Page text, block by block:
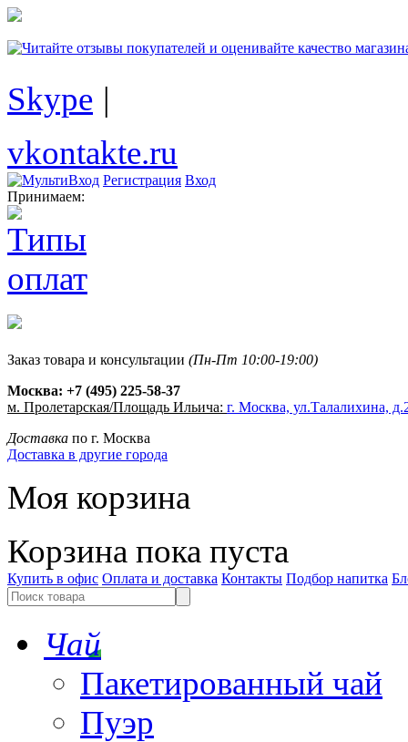
Skype |
vkontakte.ru
Регистрация Вход
Принимаем:
Заказ товара и консультации (Пн-Пт 10:00-19:00)
Москва: +7 (495) 225-58-37
м. Пролетарская/Площадь Ильича: г. Москва, ул.Талалихина,
Доставка по г. Москва
Доставка в другие города
Моя корзина
Корзина пока пуста
Купить в офис Оплата и доставка Контакты Подбор напитка
Чай
Пакетированный чай
Пуэр